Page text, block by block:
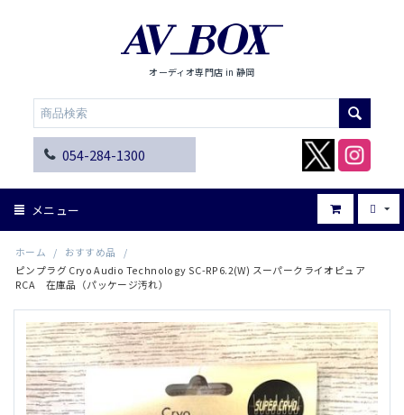
オーディオ専門店 in 静岡
054-284-1300
メニュー
ホーム / おすすめ品
/
ピンプラグ Cryo Audio Technology SC-RP6.2(W) スーパークライオピュア
RCA 在庫品（パッケージ汚れ）